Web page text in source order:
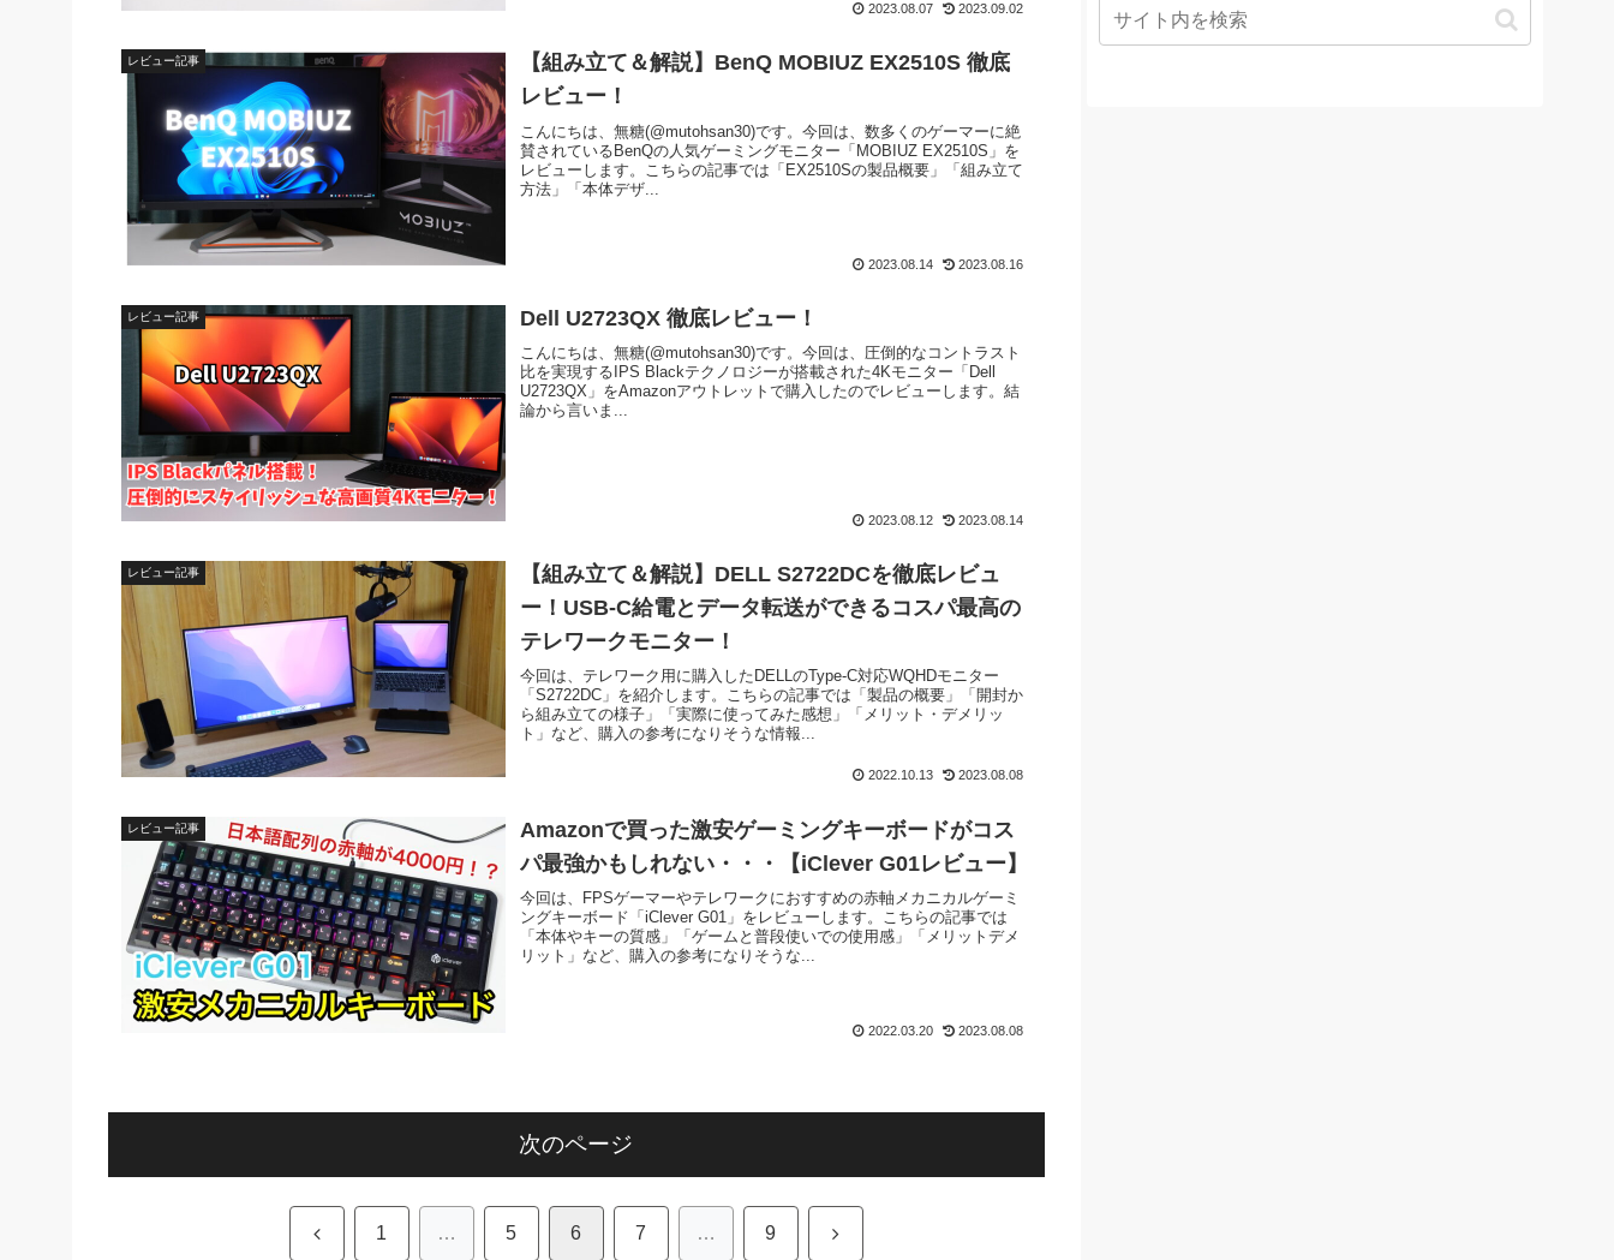
2023.08.07 2023.09.02
レビュー記事
【組み立て＆解説】BenQ MOBIUZ EX2510S 徹底
レビュー！
こんにちは、無糖(@mutohsan30)です。今回は、数多くのゲーマーに絶
賛されているBenQの人気ゲーミングモニター「MOBIUZ EX2510S」を
レビューします。こちらの記事では「EX2510Sの製品概要」「組み立て
方法」「本体デザ...
2023.08.14 2023.08.16
レビュー記事 Dell U2723QX 徹底レビュー！
こんにちは、無糖(@mutohsan30)です。今回は、圧倒的なコントラスト
比を実現するIPS Blackテクノロジーが搭載された4Kモニター「Dell
U2723QX」をAmazonアウトレットで購入したのでレビューします。結
論から言いま...
2023.08.12 2023.08.14
レビュー記事
【組み立て＆解説】DELL S2722DCを徹底レビュ
ー！USB-C給電とデータ転送ができるコスパ最高の
テレワークモニター！
今回は、テレワーク用に購入したDELLのType-C対応WQHDモニター
「S2722DC」を紹介します。こちらの記事では「製品の概要」「開封か
ら組み立ての様子」「実際に使ってみた感想」「メリット・デメリッ
ト」など、購入の参考になりそうな情報...
2022.10.13 2023.08.08
レビュー記事
Amazonで買った激安ゲーミングキーボードがコス
パ最強かもしれない・・・【iClever G01レビュー】
今回は、FPSゲーマーやテレワークにおすすめの赤軸メカニカルゲーミ
ングキーボード「iClever G01」をレビューします。こちらの記事では
「本体やキーの質感」「ゲームと普段使いでの使用感」「メリットデメ
リット」など、購入の参考になりそうな...
2022.03.20 2023.08.08
次のページ
前 1 … 5 6 7 … 9 次